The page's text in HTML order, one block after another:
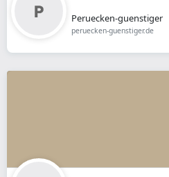
Peruecken-guenstiger
peruecken-guenstiger.de